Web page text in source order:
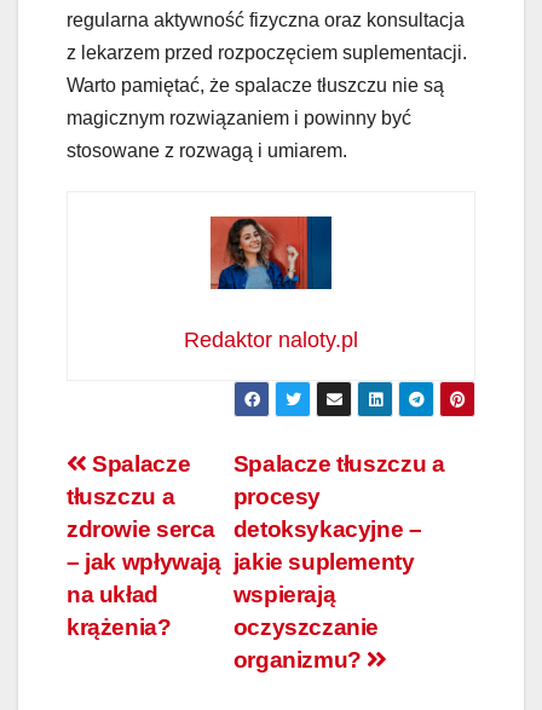
regularna aktywność fizyczna oraz konsultacja
z lekarzem przed rozpoczęciem suplementacji.
Warto pamiętać, że spalacze tłuszczu nie są
magicznym rozwiązaniem i powinny być
stosowane z rozwagą i umiarem.
Redaktor naloty.pl
Nawigacja
wpisu
Spalacze tłuszczu a
procesy
detoksykacyjne –
jakie suplementy
wspierają
oczyszczanie
organizmu?
Spalacze
tłuszczu a
zdrowie serca
– jak wpływają
na układ
krążenia?